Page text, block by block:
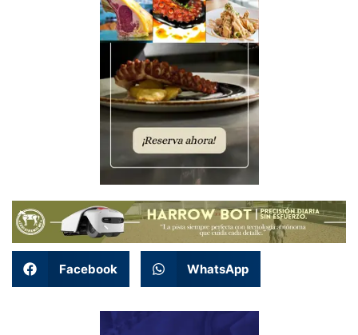
Facebook WhatsApp